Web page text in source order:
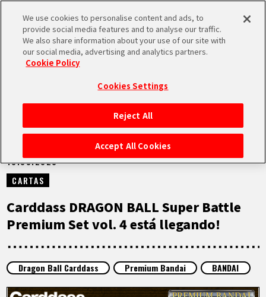
MEN
INICIO
NOTICIAS
LO MÁS DESTACADO
ARTÍCULOS
NOTICIAS
10.03.2023
CARTAS
Carddass DRAGON BALL Super Battle
Premium Set vol. 4 está llegando!
Dragon Ball Carddass Premium Bandai BANDAI
We use cookies to personalise content and ads, to
provide social media features and to analyse our traffic.
We also share information about your use of our site with
our social media, advertising and analytics partners.
Cookie Policy
Cookies Settings
Reject All
Accept All Cookies